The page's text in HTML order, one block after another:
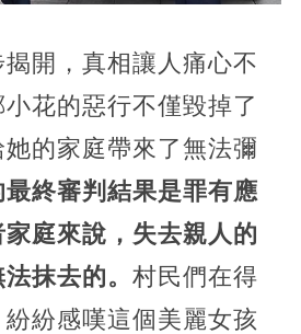
開，真相讓人痛心不
花的惡行不僅毀掉了
的家庭帶來了無法彌
最終審判結果是罪有應
庭來說，失去親人的
抹去的。 村民們在得
紛感嘆這個美麗女孩